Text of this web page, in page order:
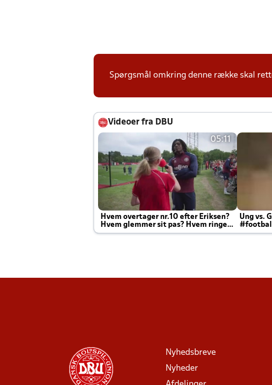
Spørgsmål omkring denne række skal
Videoer fra DBU
05:11
Hvem overtager nr.10 efter Eriksen?
Hvem glemmer sit pas? Hvem ringer
Joachim altid til efter kampe?
Ung vs.
#football
Nyhedsbreve
Nyheder